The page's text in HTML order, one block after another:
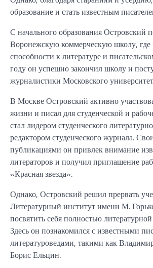
образование и стать известным
С начального образования Островский
Воронежскую коммерческую школу, где
способности к литературе и
году он успешно закончил школу и
журналистики Московского
В Москве Островский активно
жизни и писал для студенческой и
стал лидером студенческого
редактором студенческого журнала.
публикациями он привлек внимание
литераторов и получил приглашение
«Красная звезда».
Однако, Островский решил прервать
Литературный институт имени М.
посвятить себя полностью
Здесь он познакомился с известными
литературоведами, такими как
Борис Ельцин.